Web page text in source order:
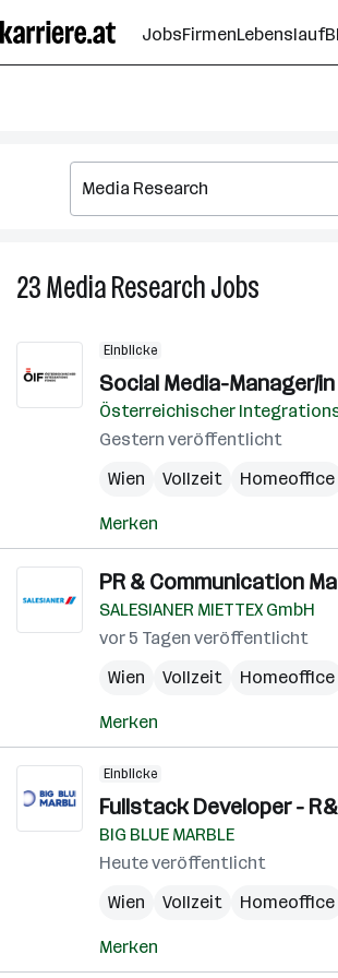
Seiteninhalt
springen
JobsFirmenLebenslauf
23Media ResearchJobs
Einblicke
Social Media-Manager/
Österreichischer
Gestern veröffentlicht
Wien
Vollzeit Homeoffice
Merken
PR & Communication
SALESIANER MIETTEX GmbH
vor 5 Tagen veröffentlicht
Wien
Vollzeit Homeoffice
Merken
Einblicke
Fullstack Developer -
BIG BLUE MARBLE
Heute veröffentlicht
Wien
Vollzeit Homeoffice
Merken